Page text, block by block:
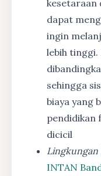
kesetaraan
dapat
ingin
lebih
sehingga
biaya yang
pendidikan
dicicil
Lingkungan
INTAN